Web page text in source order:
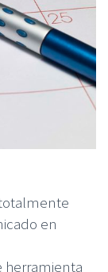
en
herramienta